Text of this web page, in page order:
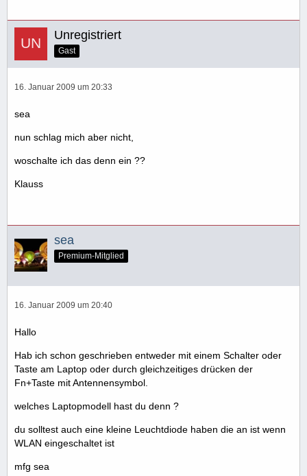
Unregistriert
Gast
16. Januar 2009 um 20:33
sea
nun schlag mich aber nicht,
woschalte ich das denn ein ??
Klauss
sea
Premium-Mitglied
16. Januar 2009 um 20:40
Hallo
Hab ich schon geschrieben entweder mit einem Schalter oder
Taste am Laptop oder durch gleichzeitiges drücken der
Fn+Taste mit Antennensymbol.
welches Laptopmodell hast du denn ?
du solltest auch eine kleine Leuchtdiode haben die an ist wenn
WLAN eingeschaltet ist
mfg sea